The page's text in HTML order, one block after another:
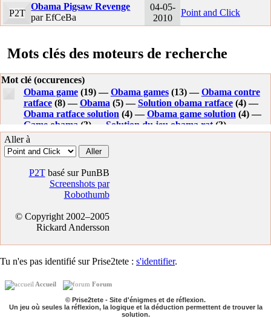
P2T
Obama Pigsaw Revenge
par EfCeBa
04-05-
2010
Point and Click
Mots clés des moteurs de recherche
Mot clé (occurences)
Obama game(19) —Obama games(13) —Obama contre
ratface(8) —Obama(5) —Solution obama ratface(4) —
Obama ratface solution(4) —Obama game solution(4) —
Game obama (3) — Solution du jeu obama rat(3) —
Jeuxdeaventur obama(3) —Jeux de aventur de obama
potter(3) —Obama escape games
game(3) —Obama ratface
games escape(2) —Jeux obama ratface
obama vs alien(2) —
obama potter(2) —Jeuxdeaventur
Obama ratface game soluce
vs alien(2) —Solution escape game
(2) —Obama ratface games
Solution obama vs aliens
game solucion(1) —Cat vs rat game(1) —Jeux de obama
contra aliens (1) — Jeu deaventur(1) —
—Obama flash game(1) —Obama escape
wink the game
Obama vs rat face solution
games obamha escape(1) —Soluce du jeu wink the game
(1) —Games obama(1) —Obama potter2 jeu(1) —
Aller à
P2Tbasé sur PunBB
Screenshots par
Robothumb
© Copyright 2002–2005
Rickard Andersson
Tu n'es pas identifié sur Prise2tete : s'identifier.
Accueil Forum
© Prise2tete - Site d'énigmes et de réflexion.
Un jeu où seules la réflexion, la logique et la déduction permettent de trouver la
solution.